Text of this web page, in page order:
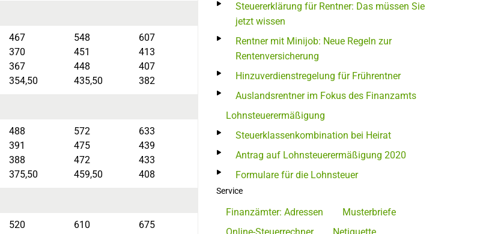
467
370
367
354,50
548
451
448
435,50
607
413
407
382
488
391
388
375,50
572
475
472
459,50
633
439
433
408
520
610
675
Steuererklärung für Rentner: Das müssen Sie
jetzt wissen
Rentner mit Minijob: Neue Regeln zur
Rentenversicherung
Hinzuverdienstregelung für Frührentner
Auslandsrentner im Fokus des Finanzamts
Lohnsteuerermäßigung
Steuerklassenkombination bei Heirat
Antrag auf Lohnsteuerermäßigung 2020
Formulare für die Lohnsteuer
Service
Finanzämter: Adressen
Musterbriefe